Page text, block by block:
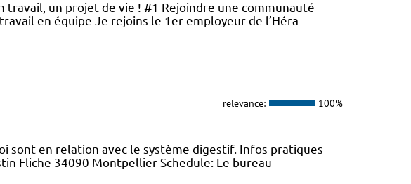
travail, un projet de vie ! #1 Rejoindre une communauté
en équipe Je rejoins le 1er employeur de l’Héra
relevance: 100%
sont en relation avec le système digestif. Infos pratiques
Fliche 34090 Montpellier Schedule: Le bureau